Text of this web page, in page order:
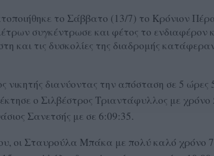
το Σάββατο (13/7) το Κρόνιον
συγκέντρωσε και φέτος το ενδιαφέρον
και τις δυσκολίες της διαδρομής
διανύοντας την απόσταση σε 5 ώρες
ο Σιλβέστρος Τριαντάφυλλος με χρόνο
Σανετσής με σε 6:09:35.
οι Σταυρούλα Μπάκα με πολύ καλό χρόνο